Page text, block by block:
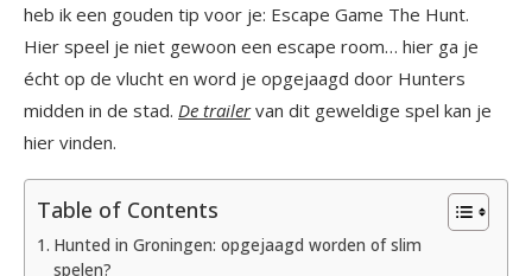
heb ik een gouden tip voor je: Escape Game The Hunt.
Hier speel je niet gewoon een escape room… hier ga je
écht op de vlucht en word je opgejaagd door Hunters
midden in de stad. De trailervan dit geweldige spel kan je
hier vinden.
Table of Contents
Hunted in Groningen: opgejaagd worden of slim
spelen?